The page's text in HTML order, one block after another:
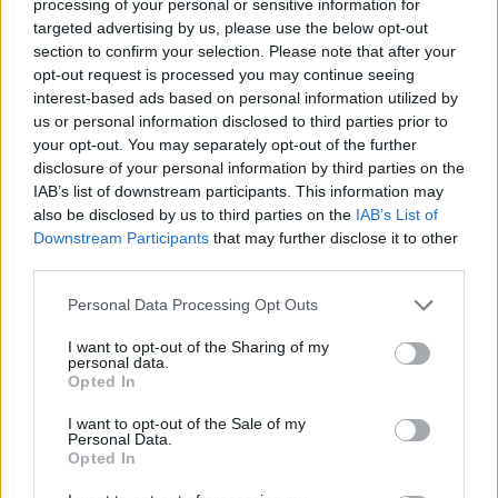
processing of your personal or sensitive information for
targeted advertising by us, please use the below opt-out
section to confirm your selection. Please note that after your
opt-out request is processed you may continue seeing
interest-based ads based on personal information utilized by
us or personal information disclosed to third parties prior to
your opt-out. You may separately opt-out of the further
disclosure of your personal information by third parties on the
IAB’s list of downstream participants. This information may
also be disclosed by us to third parties on the IAB’s List of
Downstream Participants that may further disclose it to other
Personal Data Processing Opt Outs
I want to opt-out of the Sharing of my
personal data.
Opted In
I want to opt-out of the Sale of my
Personal Data.
Opted In
loro destini nei Quarti: entrambi gli incontri di Regular Season
hanno sorriso alle marchigiane, capaci di vincere al tie break la
gara di andata dello scorso 17 ottobre e poi di conquistare 3-1
l’incontro natalizio dello scorso 26 dicembre. Ma ciò che è stato
lascia il tempo che trova, considerato quanto tempo è passato e –
soprattutto – quella che si prepara a scendere al Fondescodella di
Macerata, è una Green Warriors completamente diversa, per
organico e per temperamento, come sottolinea Coach Venco: “E’
vero, questa sarà la terza volta che affrontiamo Macerata in questa
stagione ma sinceramente non avevo pensato alle due precedenti
sconfitte: è passato tanto tempo e noi siamo diversi da come
strumento per misurare noi stesse: la nostra è una squadra che ha
fatto un percorso particolare, siamo cresciuti tanto ma ancora oggi
Domenica sarà indubbiamente una partita difficile, perché
Macerata è una squadra davvero forte e difficile da affrontare: